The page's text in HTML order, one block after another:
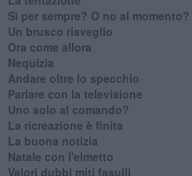
​Sì per sempre? O no al momento?
Un brusco risveglio
Ora come allora
Nequizia
Andare oltre lo specchio
Parlare con la televisione
Uno solo al comando?
La ricreazione è finita
La buona notizia
Natale con l'elmetto
Valori dubbi miti fasulli